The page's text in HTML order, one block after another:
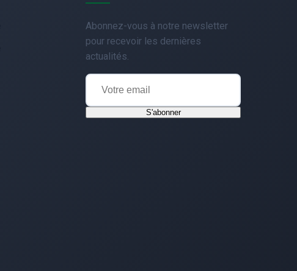
Abonnez-vous à notre newsletter
pour recevoir les dernières
actualités.
S'abonner